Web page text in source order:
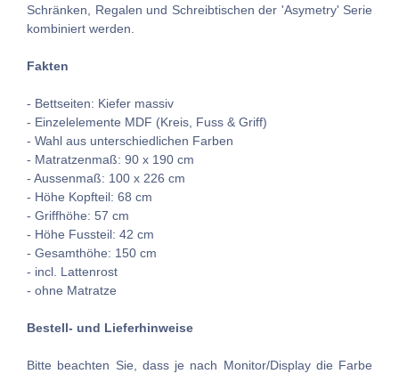
Schränken, Regalen und Schreibtischen der 'Asymetry' Serie
kombiniert werden.
Fakten
- Bettseiten: Kiefer massiv
- Einzelelemente MDF (Kreis, Fuss & Griff)
- Wahl aus unterschiedlichen Farben
- Matratzenmaß: 90 x 190 cm
- Aussenmaß: 100 x 226 cm
- Höhe Kopfteil: 68 cm
- Griffhöhe: 57 cm
- Höhe Fussteil: 42 cm
- Gesamthöhe: 150 cm
- incl. Lattenrost
- ohne Matratze
Bestell- und Lieferhinweise
Bitte beachten Sie, dass je nach Monitor/Display die Farbe